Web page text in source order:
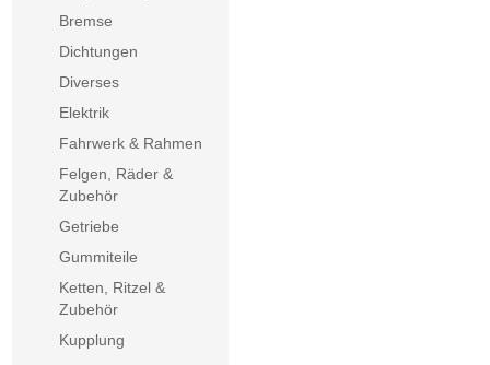
Bremse
Dichtungen
Diverses
Elektrik
Fahrwerk & Rahmen
Felgen, Räder &
Zubehör
Getriebe
Gummiteile
Ketten, Ritzel &
Zubehör
Kupplung